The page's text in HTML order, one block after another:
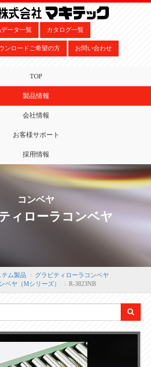
ータ一覧 カタログ一覧
ンロードご希望の方 お問い合わせ
TOP
製品情報
会社情報
お客様サポート
採用情報
コンベヤ
ィローラコンベヤ
ム製品
グラビティローラコンベヤ
ベヤ（Mシリーズ）
R-3823NB